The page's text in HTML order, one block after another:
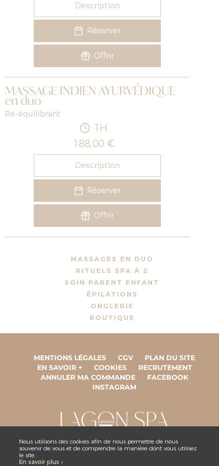
Nous utilisons des cookies afin de nous permettre de nous
souvenir de vous et de comprendre la manière dont vous utilisez
le site.
En savoir plus ›
Description
Réserver
Offrir
MASSAGE INDIEN AYURVÉDIQUE
en duo
Ré-équilibrant
1H
188,00 €
Description
Réserver
Offrir
MASSAGES EN DUO
RITUELS SPA À 2
SOIN PARENT ENFANT
ÉPILATIONS
ONGLERIE
BOUTIQUE
MENTIONS LÉGALES CGV
PLAN DU SITE
EN SAVOIR +
COOKIES
RECRUTEMENT
ANNULER MA COMMANDE
FACEBOOK
INSTAGRAM
ESPACE COLLABORATEUR